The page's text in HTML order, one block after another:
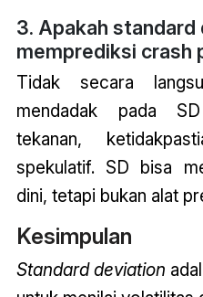
3. Apakah
memprediksi crash
Tidak secara
mendadak pada
tekanan,
spekulatif. SD bisa
dini, tetapi bukan alat
Kesimpulan
Standard deviation